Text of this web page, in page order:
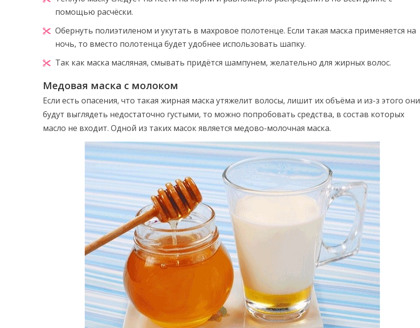
помощью расчёски.
Обернуть полиэтиленом и укутать в махровое полотенце. Если такая маска применяется на
ночь, то вместо полотенца будет удобнее использовать шапку.
Так как маска масляная, смывать придётся шампунем, желательно для жирных волос.
Медовая маска с молоком
Если есть опасения, что такая жирная маска утяжелит волосы, лишит их объёма и из-з этого они
будут выглядеть недостаточно густыми, то можно попробовать средства, в состав которых
масло не входит. Одной из таких масок является медово-молочная маска.